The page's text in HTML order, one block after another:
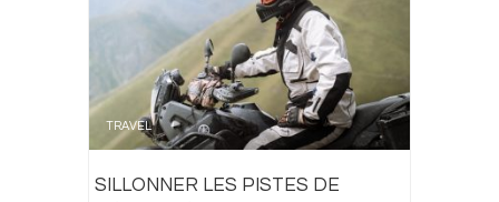
TRAVEL
SILLONNER LES PISTES DE